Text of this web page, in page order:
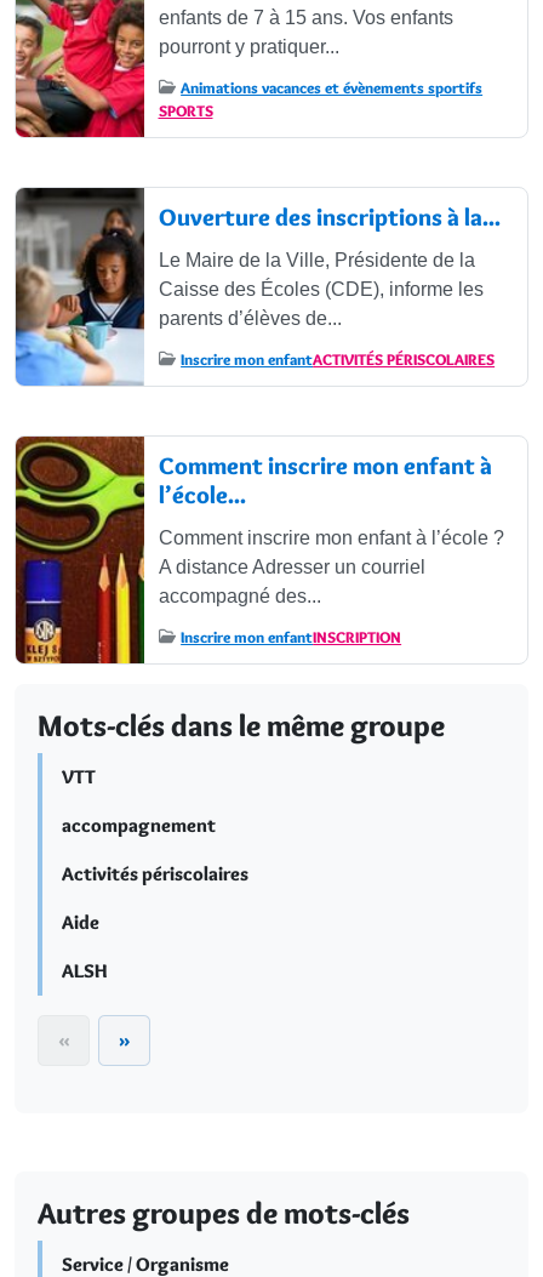
enfants de 7 à 15 ans. Vos enfants
pourront y pratiquer...
Animations vacances et évènements sportifs
SPORTS
Ouverture des inscriptions à la...
Le Maire de la Ville, Présidente de la
Caisse des Écoles (CDE), informe les
parents d’élèves de...
Inscrire mon enfantACTIVITÉS PÉRISCOLAIRES
Comment inscrire mon enfant à
l’école...
Comment inscrire mon enfant à l’école ?
A distance Adresser un courriel
accompagné des...
Inscrire mon enfantINSCRIPTION
Mots-clés dans le même groupe
VTT
accompagnement
Activités périscolaires
Aide
ALSH
« »
Autres groupes de mots-clés
Service / Organisme